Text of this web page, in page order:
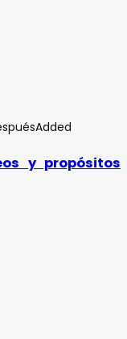
Added
y propósitos